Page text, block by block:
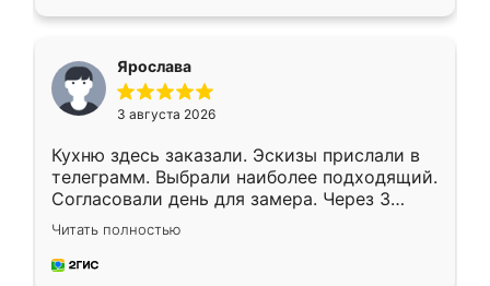
Ярослава
3 августа 2026
Кухню здесь заказали. Эскизы прислали в
телеграмм. Выбрали наиболее подходящий.
Согласовали день для замера. Через 3
недели кухня была уже готова. Остались
довольны работой. Спасибо Ренессанс
мебель за качественную работу!
Читать полностью